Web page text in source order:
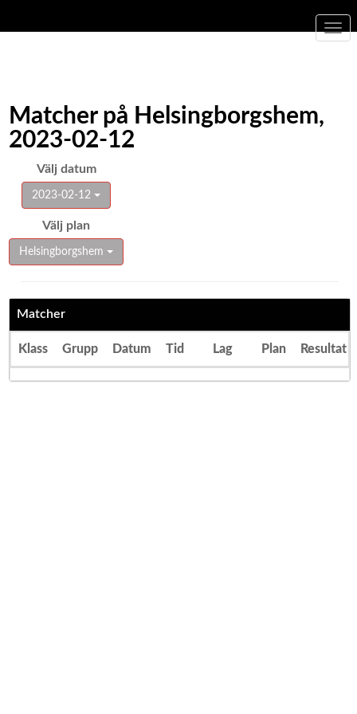
Matcher på Helsingborgshem,
2023-02-12
Välj datum
2023-02-12
Välj plan
Helsingborgshem
Matcher
Klass Grupp Datum Tid Lag Plan Resultat